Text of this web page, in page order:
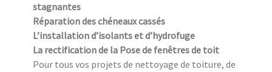
stagnantes
Réparation des chéneaux cassés
L’installation d’isolants et d’hydrofuge
La rectification de la Pose de fenêtres de toit
Pour tous vos projets de nettoyage de toiture, de